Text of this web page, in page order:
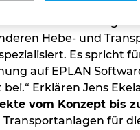
ein wenig
Hebe- und
Es spricht
auf EPLAN
Erklären Jens
vom Konzept bis
für